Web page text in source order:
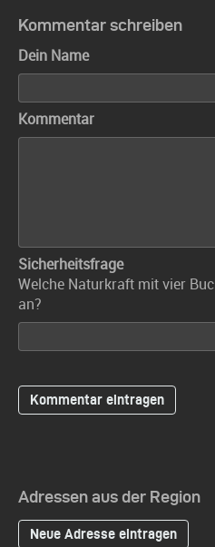
Kommentar schreiben
Dein Name
Kommentar
Sicherheitsfrage
Welche Naturkraft mit vier
an?
Adressen aus der Region
Neue Adresse eintragen